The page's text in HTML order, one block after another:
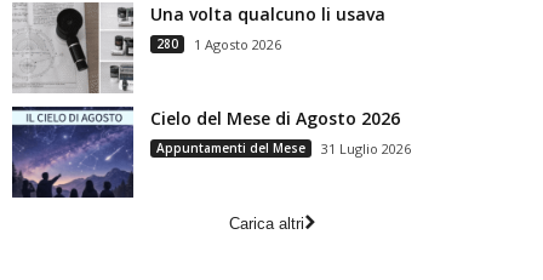
Una volta qualcuno li usava
280 1 Agosto 2026
Cielo del Mese di Agosto 2026
Appuntamenti del Mese 31 Luglio 2026
Carica altri